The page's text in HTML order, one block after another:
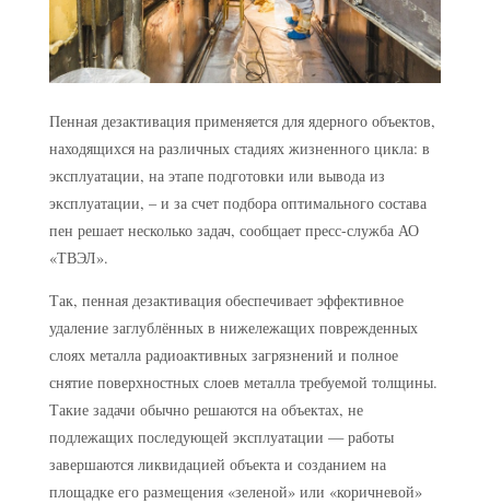
Пенная дезактивация применяется для ядерного объектов,
находящихся на различных стадиях жизненного цикла: в
эксплуатации, на этапе подготовки или вывода из
эксплуатации, – и за счет подбора оптимального состава
пен решает несколько задач, сообщает пресс-служба АО
«ТВЭЛ».
Так, пенная дезактивация обеспечивает эффективное
удаление заглублённых в нижележащих поврежденных
слоях металла радиоактивных загрязнений и полное
снятие поверхностных слоев металла требуемой толщины.
Такие задачи обычно решаются на объектах, не
подлежащих последующей эксплуатации — работы
завершаются ликвидацией объекта и созданием на
площадке его размещения «зеленой» или «коричневой»